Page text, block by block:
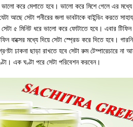
ভালো করে মেশাতে হবে। ভালো করে মিশে গেলে এর
আছে সেটা পনীরের জলা ভাবটাকে বাইন্ডিং করতে
৫ মিনিট ধরে ভালো করে ফোটাতে হবে। এবার টিফিন
বাক্সের মধ্যে দিয়ে সেটা স্প্রেড করে দিতে হবে।
ঢাকনা ছাড়া রাখতে হবে সেটা রুম টেম্পারেচারে
এক ঘণ্টা পরে সেটা পরিবেশন করবেন।